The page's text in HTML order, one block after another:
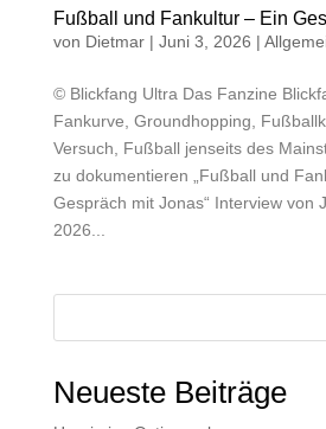
Fußball und Fankultur – Ein
von Dietmar| Juni 3, 2026 |
© Blickfang Ultra Das Fanzine
Fankurve, Groundhopping,
Versuch, Fußball jenseits des
zu dokumentieren „Fußball und
Gespräch mit Jonas“ Interview von
2026...
Neueste Beiträge